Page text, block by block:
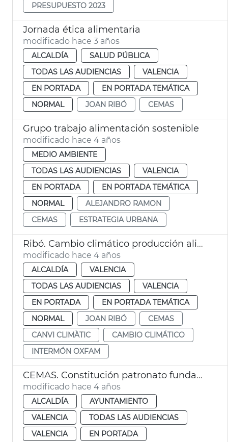
PRESUPUESTO 2023
Jornada ética alimentaria
modificado hace 3 años
ALCALDÍA
SALUD PÚBLICA
TODAS LAS AUDIENCIAS
VALENCIA
EN PORTADA
EN PORTADA TEMÁTICA
NORMAL
JOAN RIBÓ CEMAS
Grupo trabajo alimentación sostenible
modificado hace 4 años
MEDIO AMBIENTE
TODAS LAS AUDIENCIAS
VALENCIA
EN PORTADA
EN PORTADA TEMÁTICA
NORMAL
ALEJANDRO RAMON
CEMAS
ESTRATEGIA URBANA
Ribó. Cambio climático producción alimentos
modificado hace 4 años
ALCALDÍA
VALENCIA
TODAS LAS AUDIENCIAS
VALENCIA
EN PORTADA
EN PORTADA TEMÁTICA
NORMAL
JOAN RIBÓ
CEMAS
CANVI CLIMÀTIC
CAMBIO CLIMÁTICO
INTERMÓN OXFAM
CEMAS. Constitución patronato fundación
modificado hace 4 años
ALCALDÍA
AYUNTAMIENTO
VALENCIA
TODAS LAS AUDIENCIAS
VALENCIA
EN PORTADA